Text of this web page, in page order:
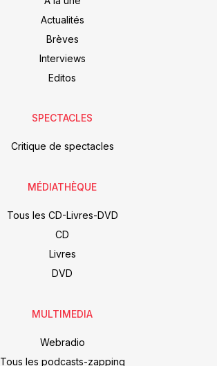
Actualités
Brèves
Interviews
Editos
SPECTACLES
Critique de spectacles
MÉDIATHÈQUE
Tous les CD-Livres-DVD
CD
Livres
DVD
MULTIMEDIA
Webradio
Tous les podcasts-zapping